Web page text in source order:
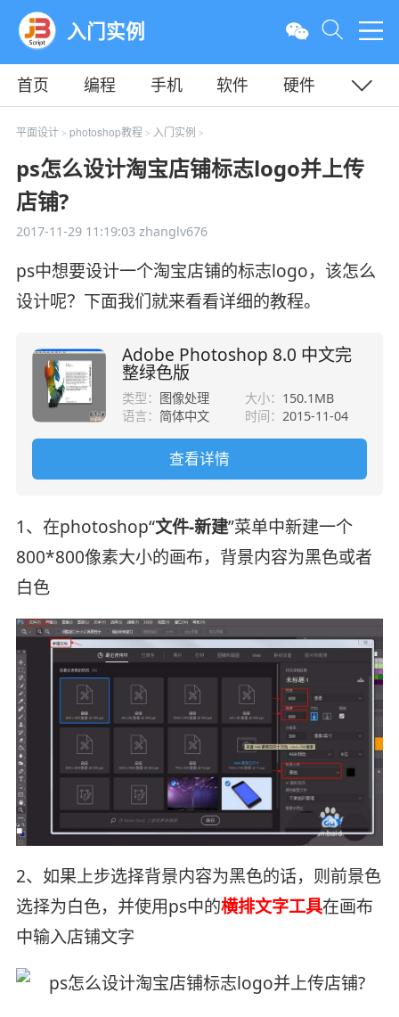
入门实例
首页 编程 手机 软件
硬件
教程
平面 服务器
平面设计> photoshop教程 > 入门实例 >
ps怎么设计淘宝店铺标志logo并上传
店铺?
2017-11-29 11:19:03zhanglv676
ps中想要设计一个淘宝店铺的标志logo，该怎么
设计呢？下面我们就来看看详细的教程。
Adobe Photoshop 8.0 中文完
整绿色版
类型： 图像处理 大小： 150.1MB
语言： 简体中文 时间： 2015-11-04
查看详情
1、在photoshop“文件-新建”菜单中新建一个
800*800像素大小的画布，背景内容为黑色或者
白色
2、如果上步选择背景内容为黑色的话，则前景色
选择为白色，并使用ps中的横排文字工具在画布
中输入店铺文字